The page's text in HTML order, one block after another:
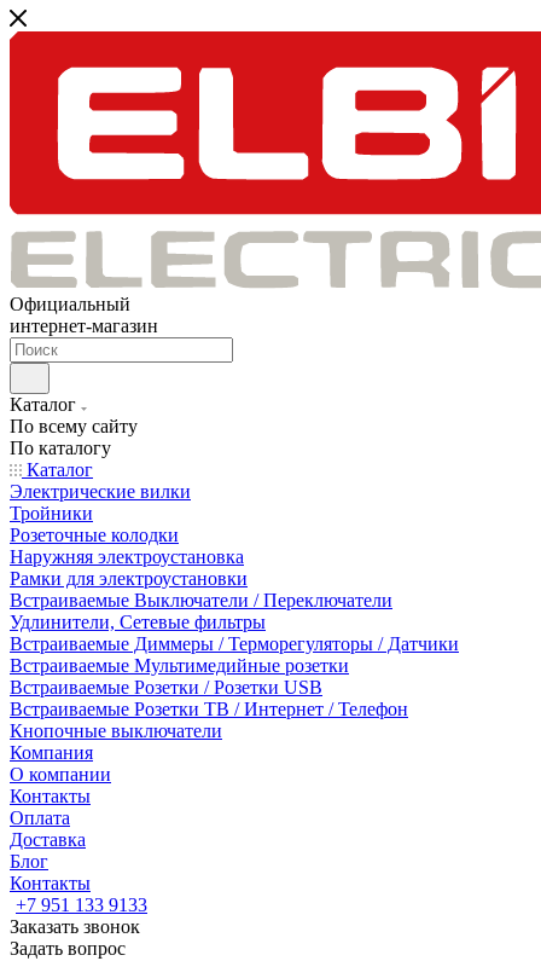
Официальный
интернет-магазин
Каталог
По всему сайту
По каталогу
Каталог
Электрические вилки
Тройники
Розеточные колодки
Наружняя электроустановка
Рамки для электроустановки
Встраиваемые Выключатели / Переключатели
Удлинители, Сетевые фильтры
Встраиваемые Диммеры / Терморегуляторы / Датчики
Встраиваемые Мультимедийные розетки
Встраиваемые Розетки / Розетки USB
Встраиваемые Розетки ТВ / Интернет / Телефон
Кнопочные выключатели
Компания
О компании
Контакты
Оплата
Доставка
Блог
Контакты
+7 951 133 9133
Заказать звонок
Задать вопрос